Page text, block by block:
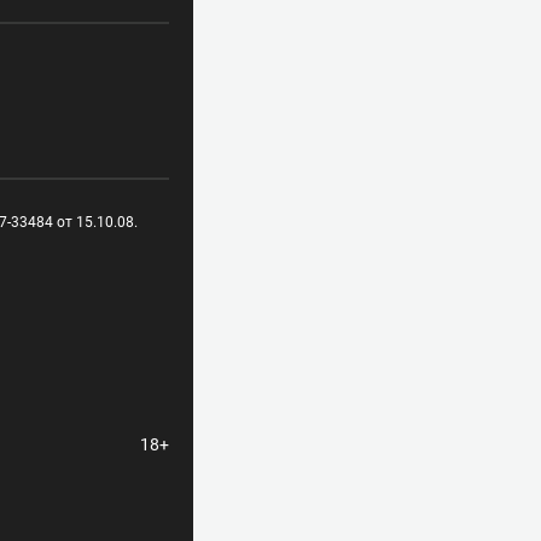
33484 от 15.10.08.
18+